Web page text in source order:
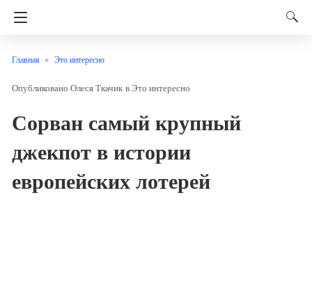
Главная Это интересно
Олеся Ткачик в Это интересно
Сорван самый крупный
джекпот в истории
европейских лотерей